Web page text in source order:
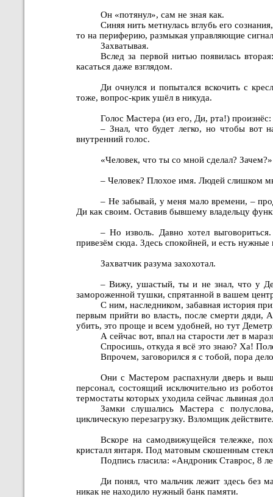
Он «потянул», сам не зная как.
Синяя нить метнулась вглубь его
то на периферию, размыкая управляющие
Захватывая.
Вслед за первой нитью появилась
касаться даже взглядом.
Ди очнулся и попытался вскочить с
тоже, вопрос-крик ушёл в никуда.
Голос Мастера (из его, Ди, рта!) произнёс:
– Знал, что будет легко, но чтобы вот
внутренний голос.
«Человек, что ты со мной сделал?
– Человек? Плохое имя. Людей слишком
– Не забывай, у меня мало времени, –
Ди как своим. Оставив бывшему владельцу
– Но изволь. Давно хотел
привезём сюда. Здесь спокойней, и есть
Захватчик разума захохотал.
– Вижу, ушастый, ты и не знал, что у
замороженной тушки, спрятанной в вашем
С ним, наследником, забавная история
первым прийти во власть, после смерти дяди,
убить, это проще и всем удобней, но тут
А сейчас вот, впал на старости лет в
Спросишь, откуда я всё это знаю? Ха!
Впрочем, заговорился я с тобой, пора
Они с Мастером распахнули дверь и
персонал, состоящий исключительно из
термостаты которых уходила сейчас львиная
Замки слушались Мастера с
циклическую перезагрузку. Взломщик
Вскоре на самодвижущейся тележке,
кристалл янтаря. Под матовым скошенным
Подпись гласила: «Андроник Ставрос, 8
Ди понял, что мальчик лежит здесь без
никак не находило нужный банк памяти.